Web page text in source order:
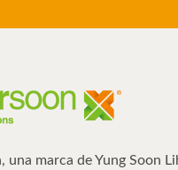
una marca de Yung Soon